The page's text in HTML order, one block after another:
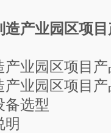
产业园区项目
业园区项目产
业园区项目产
选型